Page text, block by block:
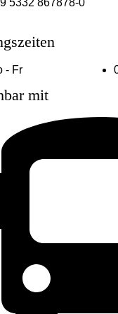
- Fr
mit